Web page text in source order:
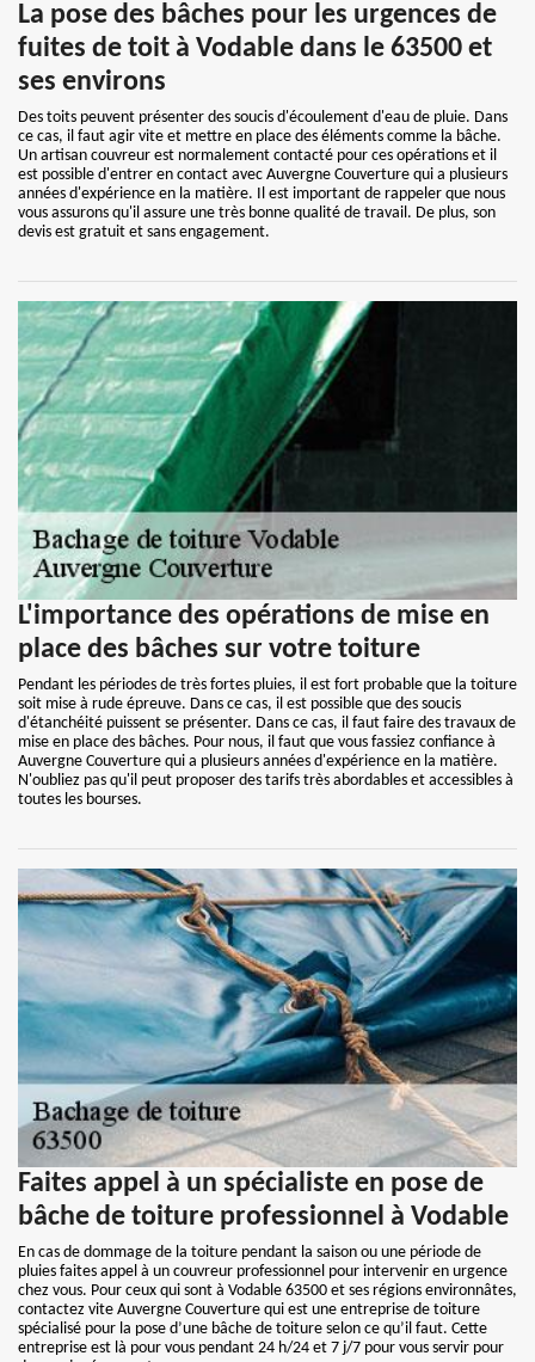
La pose des bâches pour les urgences de
fuites de toit à Vodable dans le 63500 et
ses environs
Des toits peuvent présenter des soucis d'écoulement d'eau de pluie. Dans
ce cas, il faut agir vite et mettre en place des éléments comme la bâche.
Un artisan couvreur est normalement contacté pour ces opérations et il
est possible d'entrer en contact avec Auvergne Couverture qui a plusieurs
années d'expérience en la matière. Il est important de rappeler que nous
vous assurons qu'il assure une très bonne qualité de travail. De plus, son
devis est gratuit et sans engagement.
L'importance des opérations de mise en
place des bâches sur votre toiture
Pendant les périodes de très fortes pluies, il est fort probable que la toiture
soit mise à rude épreuve. Dans ce cas, il est possible que des soucis
d'étanchéité puissent se présenter. Dans ce cas, il faut faire des travaux de
mise en place des bâches. Pour nous, il faut que vous fassiez confiance à
Auvergne Couverture qui a plusieurs années d'expérience en la matière.
N'oubliez pas qu'il peut proposer des tarifs très abordables et accessibles à
toutes les bourses.
Faites appel à un spécialiste en pose de
bâche de toiture professionnel à Vodable
En cas de dommage de la toiture pendant la saison ou une période de
pluies faites appel à un couvreur professionnel pour intervenir en urgence
chez vous. Pour ceux qui sont à Vodable 63500 et ses régions environnâtes,
contactez vite Auvergne Couverture qui est une entreprise de toiture
spécialisé pour la pose d’une bâche de toiture selon ce qu’il faut. Cette
entreprise est là pour vous pendant 24 h/24 et 7 j/7 pour vous servir pour